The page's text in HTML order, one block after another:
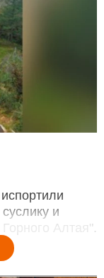
и
Алтая".